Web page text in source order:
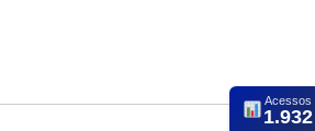
Acessos
1.932